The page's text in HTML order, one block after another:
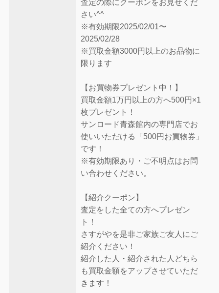
査定の際にクーポンをお見せくだ
さい^^
※有効期限2025/02/01〜
2025/02/28
※買取金額3000円以上のお品物に
限ります
【お買物券プレゼント中！】
買取金額1万円以上の方へ500円×1
枚プレゼント！
サンロード青森館内の専門店でお
使いいただける「500円お買物券」
です！
※有効期限あり・ご不明点はお問
い合わせください。
【紹介クーポン】
査定をした全ての方へプレゼン
ト！
さすがやを是非ご家族ご友人にご
紹介ください！
紹介した人・紹介された人どちら
も買取金額をアップさせていただ
きます！